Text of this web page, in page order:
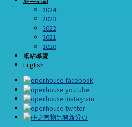
2024
2023
2022
2021
2020
網站導覽
English